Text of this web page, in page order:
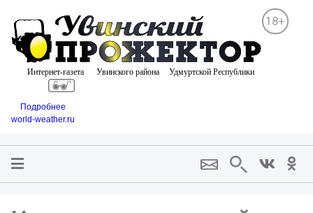
18+
Подробнее
world-weather.ru